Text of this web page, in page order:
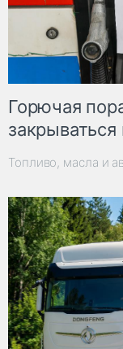
Горючая
Топливо, масла и